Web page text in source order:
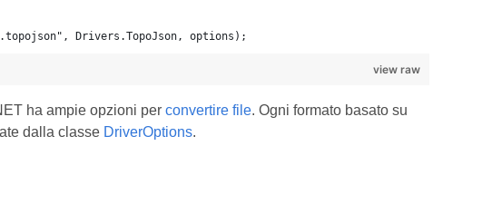
Drivers.TopoJson, options);
view raw
ha ampie opzioni per convertire file. Ogni formato basato su
dalla classe DriverOptions.